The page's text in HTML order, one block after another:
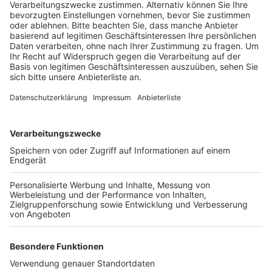
Energiekonzern hat dafür weitere
Wirtschaftswege ausgebaut sowie Bäume und
Sträucher gepflanzt.
Veröffentlicht:Dienstag, 14.09.2021 11:00
Anzeige
Außerdem laden Bänke, Schutzhütten und Infotafeln
zum Verweilen ein. Das Konzept wird von RWE
finanziert und mit den Gemeinden entwickelt. So
erstreckt sich das Wegenetz für Radfahrer und
Fußgänger mittlerweile über mehr als 20 Kilometer. An
den Schautafeln gibt es Daten und Fakten zu
Rekultivierung und Ortsgeschichte.
Anzeige